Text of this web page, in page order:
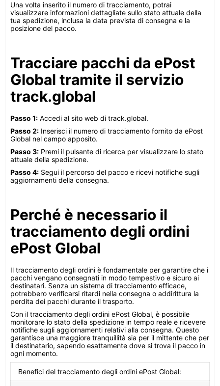
Una volta inserito il numero di tracciamento, potrai
visualizzare informazioni dettagliate sullo stato attuale della
tua spedizione, inclusa la data prevista di consegna e la
posizione del pacco.
Tracciare pacchi da ePost
Global tramite il servizio
track.global
Passo 1: Accedi al sito web di track.global.
Passo 2: Inserisci il numero di tracciamento fornito da ePost
Global nel campo apposito.
Passo 3: Premi il pulsante di ricerca per visualizzare lo stato
attuale della spedizione.
Passo 4: Segui il percorso del pacco e ricevi notifiche sugli
aggiornamenti della consegna.
Perché è necessario il
tracciamento degli ordini
ePost Global
Il tracciamento degli ordini è fondamentale per garantire che i
pacchi vengano consegnati in modo tempestivo e sicuro ai
destinatari. Senza un sistema di tracciamento efficace,
potrebbero verificarsi ritardi nella consegna o addirittura la
perdita dei pacchi durante il trasporto.
Con il tracciamento degli ordini ePost Global, è possibile
monitorare lo stato della spedizione in tempo reale e ricevere
notifiche sugli aggiornamenti relativi alla consegna. Questo
garantisce una maggiore tranquillità sia per il mittente che per
il destinatario, sapendo esattamente dove si trova il pacco in
ogni momento.
Benefici del tracciamento degli ordini ePost Global: